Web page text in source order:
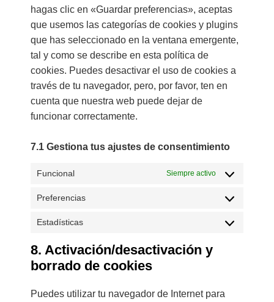
hagas clic en «Guardar preferencias», aceptas
que usemos las categorías de cookies y plugins
que has seleccionado en la ventana emergente,
tal y como se describe en esta política de
cookies. Puedes desactivar el uso de cookies a
través de tu navegador, pero, por favor, ten en
cuenta que nuestra web puede dejar de
funcionar correctamente.
7.1 Gestiona tus ajustes de consentimiento
Funcional Siempre activo
Preferencias
Estadísticas
8. Activación/desactivación y
borrado de cookies
Puedes utilizar tu navegador de Internet para